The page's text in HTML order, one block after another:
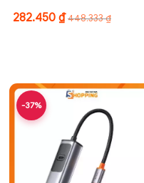
282.450 ₫448.333₫
-37%